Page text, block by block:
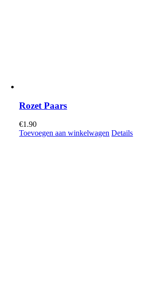
Rozet Paars
€1.90
Toevoegen aan winkelwagen Details